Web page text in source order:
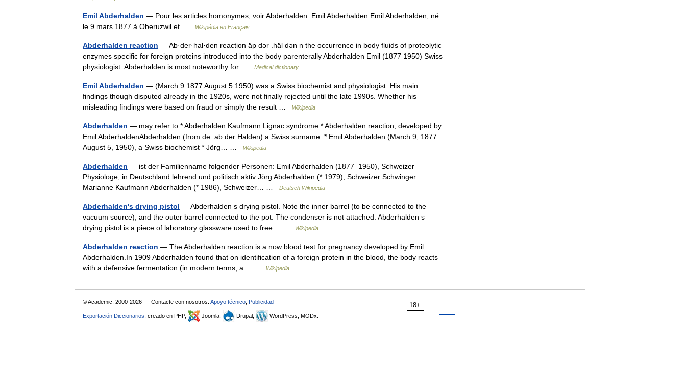
Emil Abderhalden — Pour les articles homonymes, voir Abderhalden. Emil Abderhalden Emil Abderhalden, né
le 9 mars 1877 à Oberuzwil et …
Wikipédia en Français
Abderhalden reaction — Ab·der·hal·den reaction äp dər .häl dən n the occurrence in body fluids of proteolytic
enzymes specific for foreign proteins introduced into the body parenterally Abderhalden Emil (1877 1950) Swiss
physiologist. Abderhalden is most noteworthy for …
Medical dictionary
Emil Abderhalden — (March 9 1877 August 5 1950) was a Swiss biochemist and physiologist. His main
findings though disputed already in the 1920s, were not finally rejected until the late 1990s. Whether his
misleading findings were based on fraud or simply the result …
Wikipedia
Abderhalden — may refer to:* Abderhalden Kaufmann Lignac syndrome * Abderhalden reaction, developed by
Emil AbderhaldenAbderhalden (from de. ab der Halden) a Swiss surname: * Emil Abderhalden (March 9, 1877
August 5, 1950), a Swiss biochemist * Jörg… …
Wikipedia
Abderhalden — ist der Familienname folgender Personen: Emil Abderhalden (1877–1950), Schweizer
Physiologe, in Deutschland lehrend und politisch aktiv Jörg Abderhalden (* 1979), Schweizer Schwinger
Marianne Kaufmann Abderhalden (* 1986), Schweizer… …
Deutsch Wikipedia
Abderhalden's drying pistol — Abderhalden s drying pistol. Note the inner barrel (to be connected to the
vacuum source), and the outer barrel connected to the pot. The condenser is not attached. Abderhalden s
drying pistol is a piece of laboratory glassware used to free… …
Wikipedia
Abderhalden reaction — The Abderhalden reaction is a now blood test for pregnancy developed by Emil
Abderhalden.In 1909 Abderhalden found that on identification of a foreign protein in the blood, the body reacts
with a defensive fermentation (in modern terms, a… …
Wikipedia
18+
© Academic, 2000-2026 Contacte con nosotros: Apoyo técnico Publicidad
Exportación Diccionarios , creado en PHP, Joomla, Drupal, WordPress, MODx.